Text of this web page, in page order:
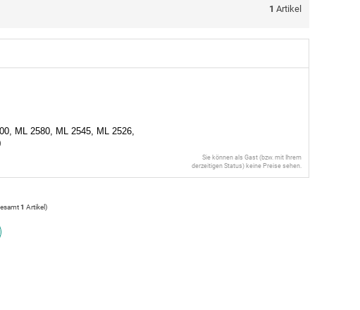
1 Artikel
ML 2580, ML 2545, ML 2526,
Sie können als Gast (bzw. mit Ihrem
derzeitigen Status) keine Preise sehen.
1 Artikel)